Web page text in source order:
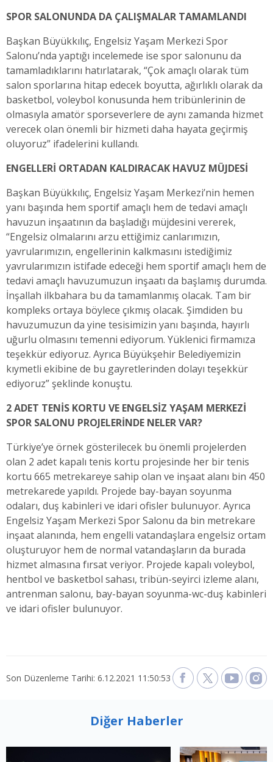
SPOR SALONUNDA DA ÇALIŞMALAR TAMAMLANDI
Başkan Büyükkılıç, Engelsiz Yaşam Merkezi Spor
Salonu’nda yaptığı incelemede ise spor salonunu da
tamamladıklarını hatırlatarak, “Çok amaçlı olarak tüm
salon sporlarına hitap edecek boyutta, ağırlıklı olarak da
basketbol, voleybol konusunda hem tribünlerinin de
olmasıyla amatör sporseverlere de aynı zamanda hizmet
verecek olan önemli bir hizmeti daha hayata geçirmiş
oluyoruz” ifadelerini kullandı.
ENGELLERİ ORTADAN KALDIRACAK HAVUZ MÜJDESİ
Başkan Büyükkılıç, Engelsiz Yaşam Merkezi’nin hemen
yanı başında hem sportif amaçlı hem de tedavi amaçlı
havuzun inşaatının da başladığı müjdesini vererek,
“Engelsiz olmalarını arzu ettiğimiz canlarımızın,
yavrularımızın, engellerinin kalkmasını istediğimiz
yavrularımızın istifade edeceği hem sportif amaçlı hem de
tedavi amaçlı havuzumuzun inşaatı da başlamış durumda.
İnşallah ilkbahara bu da tamamlanmış olacak. Tam bir
kompleks ortaya böylece çıkmış olacak. Şimdiden bu
havuzumuzun da yine tesisimizin yanı başında, hayırlı
uğurlu olmasını temenni ediyorum. Yüklenici firmamıza
teşekkür ediyoruz. Ayrıca Büyükşehir Belediyemizin
kıymetli ekibine de bu gayretlerinden dolayı teşekkür
ediyoruz” şeklinde konuştu.
2 ADET TENİS KORTU VE ENGELSİZ YAŞAM MERKEZİ
SPOR SALONU PROJELERİNDE NELER VAR?
Türkiye’ye örnek gösterilecek bu önemli projelerden
olan 2 adet kapalı tenis kortu projesinde her bir tenis
kortu 665 metrekareye sahip olan ve inşaat alanı bin 450
metrekarede yapıldı. Projede bay-bayan soyunma
odaları, duş kabinleri ve idari ofisler bulunuyor. Ayrıca
Engelsiz Yaşam Merkezi Spor Salonu da bin metrekare
inşaat alanında, hem engelli vatandaşlara engelsiz ortam
oluşturuyor hem de normal vatandaşların da burada
hizmet almasına fırsat veriyor. Projede kapalı voleybol,
hentbol ve basketbol sahası, tribün-seyirci izleme alanı,
antrenman salonu, bay-bayan soyunma-wc-duş kabinleri
ve idari ofisler bulunuyor.
Son Düzenleme Tarihi: 6.12.2021 11:50:53
Diğer Haberler